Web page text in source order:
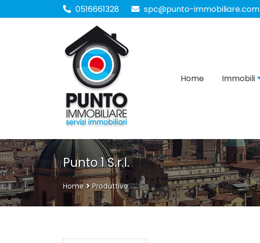
0516661328 spc@punto-immobiliare.com
Home Immobili
Punto 1 S.r.l.
Home Produttivo